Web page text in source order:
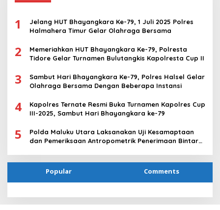
1
Jelang HUT Bhayangkara Ke-79, 1 Juli 2025 Polres
Halmahera Timur Gelar Olahraga Bersama
2
Memeriahkan HUT Bhayangkara Ke-79, Polresta
Tidore Gelar Turnamen Bulutangkis Kapolresta Cup II
3
Sambut Hari Bhayangkara Ke-79, Polres Halsel Gelar
Olahraga Bersama Dengan Beberapa Instansi
4
Kapolres Ternate Resmi Buka Turnamen Kapolres Cup
III-2025, Sambut Hari Bhayangkara ke-79
5
Polda Maluku Utara Laksanakan Uji Kesamaptaan
dan Pemeriksaan Antropometrik Penerimaan Bintara
Popular Comments